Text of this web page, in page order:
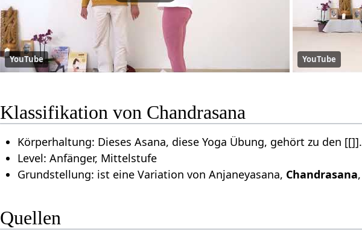
YouTube YouTube
Klassifikation von Chandrasana
Körperhaltung: Dieses Asana, diese Yoga Übung, gehört zu den [[]].
Level: Anfänger, Mittelstufe
Grundstellung: ist eine Variation von Anjaneyasana, Chandrasana,
Quellen